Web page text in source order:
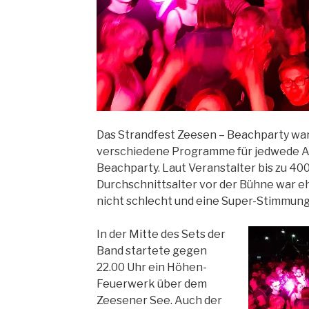
Das Strandfest Zeesen – Beachparty
verschiedene Programme für jedwede
Beachparty. Laut Veranstalter bis zu
Durchschnittsalter vor der Bühne war
nicht schlecht und eine Super-
In der Mitte des Sets der
Band startete gegen
22.00 Uhr ein Höhen-
Feuerwerk über dem
Zeesener See. Auch der